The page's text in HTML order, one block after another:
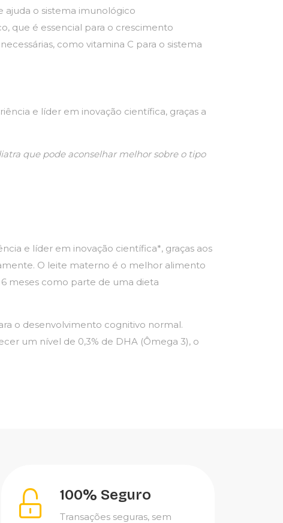
ajuda o sistema imunológico
que é essencial para o crescimento
como vitamina C para o sistema
e líder em inovação científica, graças a
que pode aconselhar melhor sobre o tipo
e líder em inovação científica*, graças aos
O leite materno é o melhor alimento
meses como parte de uma dieta
o desenvolvimento cognitivo normal.
um nível de 0,3% de DHA (Ômega 3), o
100% Seguro
Transações seguras, sem